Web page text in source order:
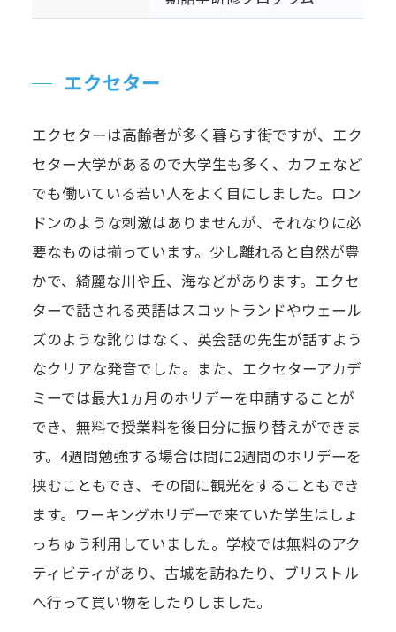
エクセター
エクセターは高齢者が多く暮らす街ですが、エク
セター大学があるので大学生も多く、カフェなど
でも働いている若い人をよく目にしました。ロン
ドンのような刺激はありませんが、それなりに必
要なものは揃っています。少し離れると自然が豊
かで、綺麗な川や丘、海などがあります。エクセ
ターで話される英語はスコットランドやウェール
ズのような訛りはなく、英会話の先生が話すよう
なクリアな発音でした。また、エクセターアカデ
ミーでは最大1ヵ月のホリデーを申請することが
でき、無料で授業料を後日分に振り替えができま
す。4週間勉強する場合は間に2週間のホリデーを
挟むこともでき、その間に観光をすることもでき
ます。ワーキングホリデーで来ていた学生はしょ
っちゅう利用していました。学校では無料のアク
ティビティがあり、古城を訪ねたり、ブリストル
へ行って買い物をしたりしました。